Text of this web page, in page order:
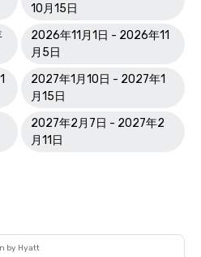
10月15日
2026年11月1日 - 2026年11
月5日
2027年1月10日 - 2027年1
月15日
2027年2月7日 - 2027年2
月11日
by Hyatt